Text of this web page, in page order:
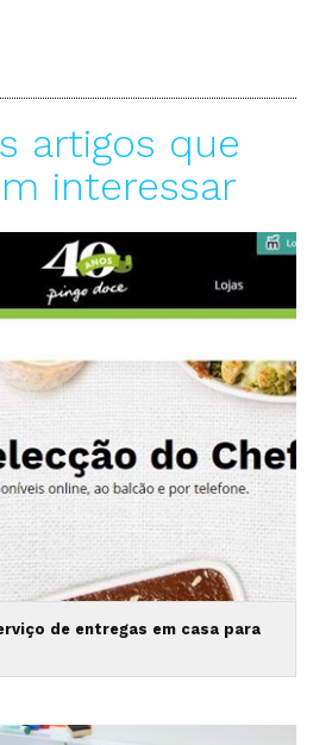
artigos que
interessar
de entregas em casa para